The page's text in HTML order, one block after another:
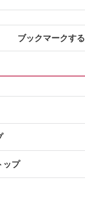
ブックマークする
ップ